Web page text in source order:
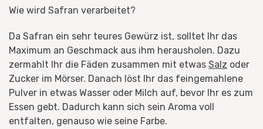
Wie wird Safran verarbeitet?
Da Safran ein sehr teures Gewürz ist, solltet Ihr das
Maximum an Geschmack aus ihm herausholen. Dazu
zermahlt Ihr die Fäden zusammen mit etwas Salz oder
Zucker im Mörser. Danach löst Ihr das feingemahlene
Pulver in etwas Wasser oder Milch auf, bevor Ihr es zum
Essen gebt. Dadurch kann sich sein Aroma voll
entfalten, genauso wie seine Farbe.